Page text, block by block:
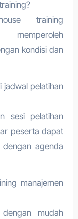
training
memperoleh
kondisi dan
jadwal pelatihan
sesi pelatihan
peserta dapat
agenda
manajemen
mudah